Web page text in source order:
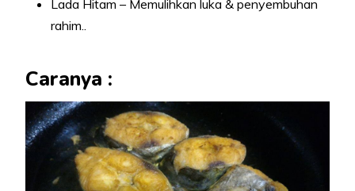
Lada Hitam – Memulihkan luka & penyembuhan
rahim..
Caranya :